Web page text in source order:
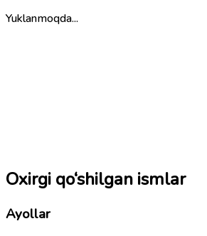
Yuklanmoqda...
Oxirgi qo‘shilgan ismlar
Ayollar